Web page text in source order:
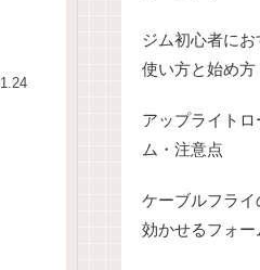
ジム初心者に
使い方と始め方
アップライト
ム・注意点
ケーブルフラ
効かせるフォ